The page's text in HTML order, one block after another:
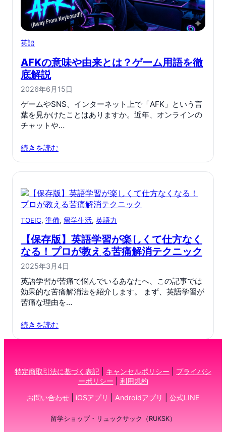
英語
AFKの意味や由来とは？ゲーム用語を徹
底解説
2026年6月15日
ゲームやSNS、インターネット上で「AFK」という言
葉を見かけたことはありますか。近年、オンラインの
チャットや…
続きを読む
TOEIC, 準備, 留学生活, 英語力
【保存版】英語学習が楽しくて仕方なく
なる！プロが教える苦痛解消テクニック
2025年3月4日
英語学習が苦痛で悩んでいるあなたへ、この記事では
効果的な苦痛解消法を紹介します。 まず、英語学習が
苦痛な理由を…
続きを読む
特定商取引法に基づく表記 キャンセルポリシー
プライバシ
ーポリシー
利用規約
お問い合わせ| iOSアプリ Androidアプリ 公式LINE
留学ショップ・リュックサック（RUKSK）